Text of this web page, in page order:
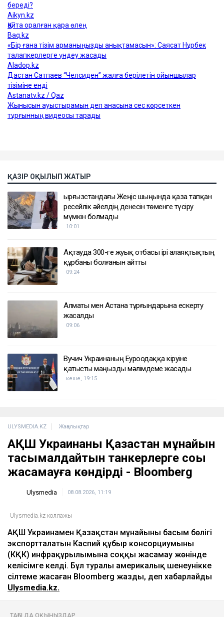
ҚАЗІР ОҚЫЛЫП ЖАТЫР
Қырғызстандағы Жеңіс шыңында қаза тапқан
ресейлік әйелдің денесін төменге түсіру
мүмкін болмады
Ақтауда 300-ге жуық отбасы ірі алаяқтықтың
құрбаны болғанын айтты
09:24
09:06
Вучич Украинаның Еуроодаққа кіруіне
қатысты маңызды мәлімдеме жасады
ULYSMEDIA.KZ Жаңалықтар
АҚШ Украинаны Қазақстан мұнайын
тасымалдайтын танкерлерге соққы
жасамауға көндірді - Bloomberg